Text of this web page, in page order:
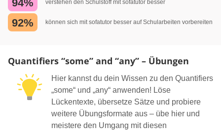
94% verstehen den Schulstoff mit sofatutor besser
92% können sich mit sofatutor besser auf Schularbeiten vorbereiten
Quantifiers “some” and “any” – Übungen
Hier kannst du dein Wissen zu den Quantifiers
„some“ und „any“ anwenden! Löse
Lückentexte, übersetze Sätze und probiere
weitere Übungsformate aus – übe hier und
meistere den Umgang mit diesen